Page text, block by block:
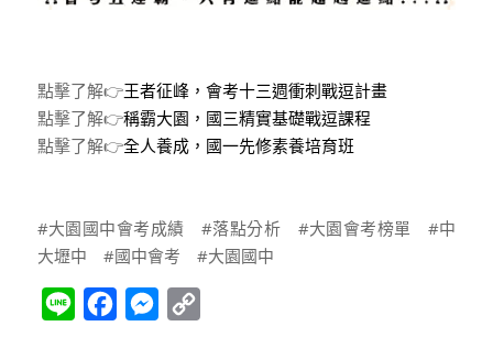
點擊了解👉王者征峰，會考十三週衝刺戰逗計畫
點擊了解👉稱霸大園，國三精實基礎戰逗課程
點擊了解👉全人養成，國一先修素養培育班
#大園國中會考成績 #落點分析 #大園會考榜單 #中
大壢中 #國中會考 #大園國中
Line FacebookMessenger